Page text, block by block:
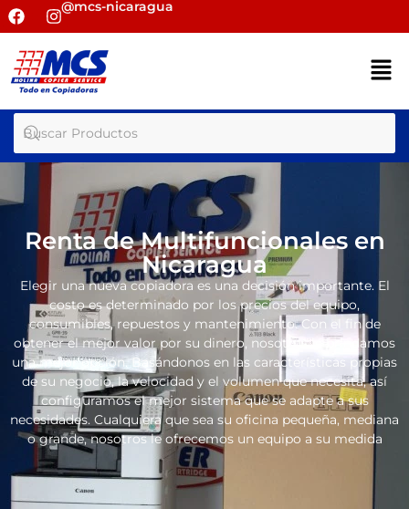
@mcs-nicaragua
Renta de Multifuncionales en
Nicaragua
Elegir una nueva copiadora es una decisión importante. El
costo es determinado por los precios del equipo,
consumibles, repuestos y mantenimiento. Con el fin de
obtener el mejor valor por su dinero, nosotros le brindamos
una mejor opción. Basándonos en las características propias
de su negocio, la velocidad y el volumen que necesita, así
configuramos el mejor sistema que se adapte a sus
necesidades. Cualquiera que sea su oficina pequeña, mediana
o grande, nosotros le ofrecemos un equipo a su medida